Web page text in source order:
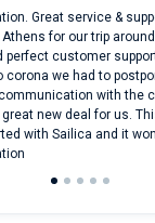
Great service &
for our trip
perfect customer
corona we had to
with the
new deal for us.
with Sailica and it